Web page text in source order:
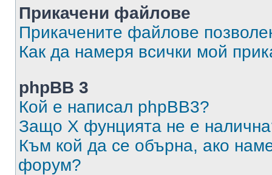
Прикачени файлове
Прикачените файлове
Как да намеря всички мой
phpBB 3
Кой е написал phpBB3?
Защо X фунцията не е
Към кой да се обърна, ако
форум?